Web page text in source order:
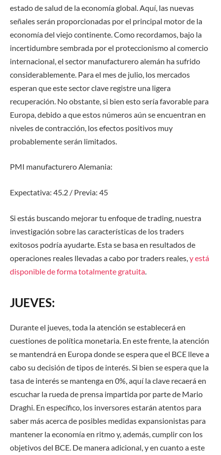
estado de salud de la economía global. Aquí, las nuevas
señales serán proporcionadas por el principal motor de la
economía del viejo continente. Como recordamos, bajo la
incertidumbre sembrada por el proteccionismo al comercio
internacional, el sector manufacturero alemán ha sufrido
considerablemente. Para el mes de julio, los mercados
esperan que este sector clave registre una ligera
recuperación. No obstante, si bien esto sería favorable para
Europa, debido a que estos números aún se encuentran en
niveles de contracción, los efectos positivos muy
probablemente serán limitados.
PMI manufacturero Alemania:
Expectativa: 45.2 / Previa: 45
Si estás buscando mejorar tu enfoque de trading, nuestra
investigación sobre las características de los traders
exitosos podría ayudarte. Esta se basa en resultados de
operaciones reales llevadas a cabo por traders reales, y está
disponible de forma totalmente gratuita
JUEVES:
Durante el jueves, toda la atención se establecerá en
cuestiones de política monetaria. En este frente, la atención
se mantendrá en Europa donde se espera que el BCE lleve a
cabo su decisión de tipos de interés. Si bien se espera que la
tasa de interés se mantenga en 0%, aquí la clave recaerá en
escuchar la rueda de prensa impartida por parte de Mario
Draghi. En específico, los inversores estarán atentos para
saber más acerca de posibles medidas expansionistas para
mantener la economía en ritmo y, además, cumplir con los
objetivos del BCE. De manera adicional, y en cuanto a este